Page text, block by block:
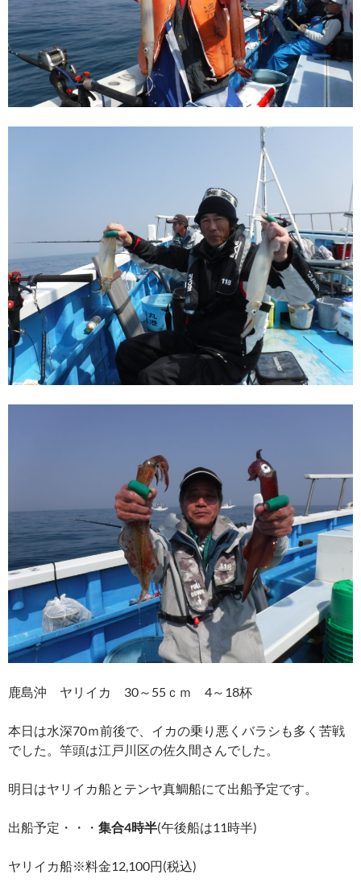
鹿島沖 ヤリイカ 30～55ｃｍ 4～18杯
本日は水深70ｍ前後で、イカの乗り悪くバラシも多く苦戦
でした。竿頭は江戸川区の佐久間さんでした。
明日はヤリイカ船とテンヤ真鯛船にて出船予定です。
出船予定・・・ 集合4時半(午後船は11時半)
ヤリイカ船※料金12,100円(税込)